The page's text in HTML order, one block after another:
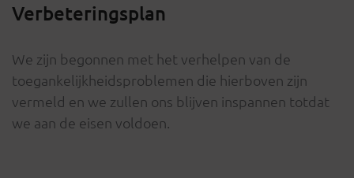
Verbeteringsplan
We zijn begonnen met het verhelpen van de
toegankelijkheidsproblemen die hierboven zijn
vermeld en we zullen ons blijven inspannen totdat
we aan de eisen voldoen.